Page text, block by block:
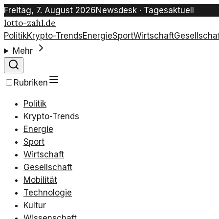
Freitag, 7. August 2026Newsdesk · Tagesaktuell
lotto-zahl.de
PolitikKrypto-TrendsEnergieSportWirtschaft
Mehr
Rubriken
Politik
Krypto-Trends
Energie
Sport
Wirtschaft
Gesellschaft
Mobilität
Technologie
Kultur